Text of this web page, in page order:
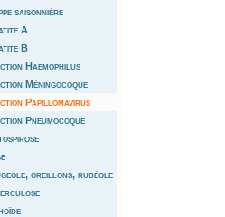
saisonnière
A
B
Haemophilus
Méningocoque
Papillomavirus
Pneumocoque
oreillons, rubéole